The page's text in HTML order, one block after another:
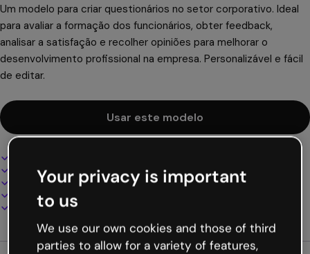
Um modelo para criar questionários no setor corporativo. Ideal
para avaliar a formação dos funcionários, obter feedback,
analisar a satisfação e recolher opiniões para melhorar o
desenvolvimento profissional na empresa. Personalizável e fácil
de editar.
Usar este modelo
100% personalizável
Adicione áudio, vídeo e multimídia
Apresente, compartilhe ou publique online
Baixe em PDF, MP4 e outros formatos
Your privacy is important
to us
We use our own cookies and those of third
parties to allow for a variety of features,